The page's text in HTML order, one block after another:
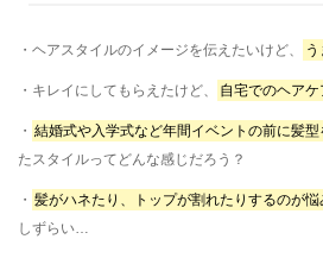
・ヘアスタイルのイメージを伝えたいけど、
・キレイにしてもらえたけど、 自宅でのヘア
・ 結婚式や入学式など年間イベントの前に髪
たスタイルってどんな感じだろう？
・ 髪がハネたり、トップが割れたりするのが悩
しずらい…